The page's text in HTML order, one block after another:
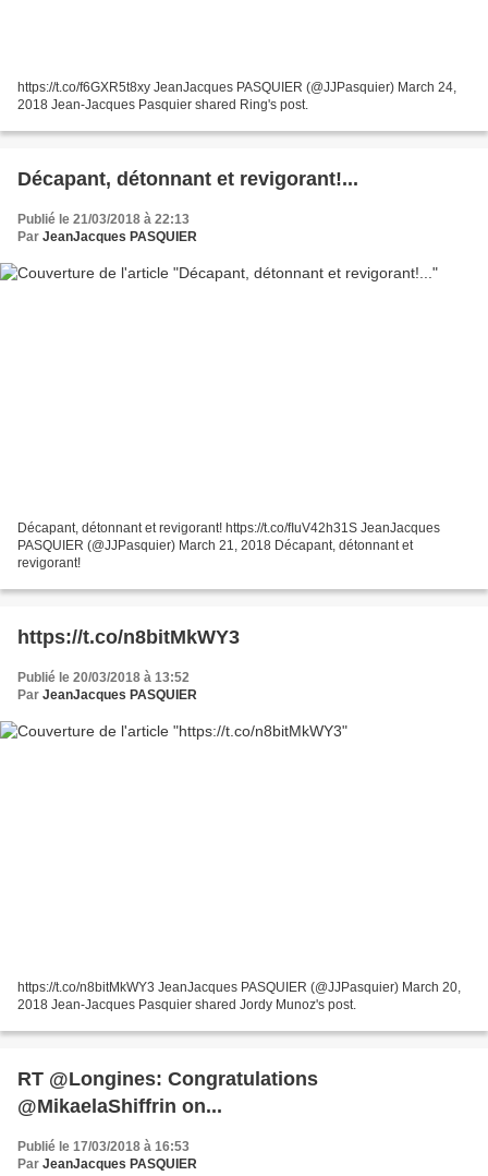
https://t.co/f6GXR5t8xy JeanJacques PASQUIER (@JJPasquier) March 24,
2018 Jean-Jacques Pasquier shared Ring's post.
Décapant, détonnant et revigorant!...
Publié le 21/03/2018 à 22:13
Par JeanJacques PASQUIER
Décapant, détonnant et revigorant! https://t.co/fIuV42h31S JeanJacques
PASQUIER (@JJPasquier) March 21, 2018 Décapant, détonnant et
revigorant!
https://t.co/n8bitMkWY3
Publié le 20/03/2018 à 13:52
Par JeanJacques PASQUIER
https://t.co/n8bitMkWY3 JeanJacques PASQUIER (@JJPasquier) March 20,
2018 Jean-Jacques Pasquier shared Jordy Munoz's post.
RT @Longines: Congratulations
@MikaelaShiffrin on...
Publié le 17/03/2018 à 16:53
Par JeanJacques PASQUIER